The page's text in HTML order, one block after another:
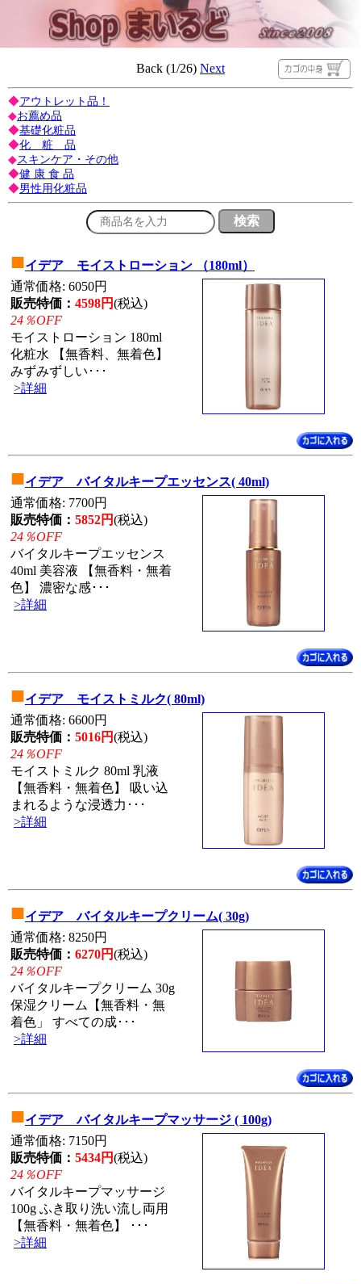
Back (1/26) Next
◆アウトレット品！
◆お薦め品
◆基礎化粧品
◆化 粧 品
◆スキンケア・その他
◆健 康 食 品
◆男性用化粧品
■イデア モイストローション （180ml）
通常価格: 6050円
販売特価： 4598円(税込)
24％OFF
モイストローション 180ml
化粧水 【無香料、無着色】
みずみずしい･･･
>詳細
■イデア バイタルキープエッセンス( 40ml)
通常価格: 7700円
販売特価： 5852円(税込)
24％OFF
バイタルキープエッセンス
40ml 美容液 【無香料・無着
色】 濃密な感･･･
>詳細
■イデア モイストミルク( 80ml)
通常価格: 6600円
販売特価： 5016円(税込)
24％OFF
モイストミルク 80ml 乳液
【無香料・無着色】 吸い込
まれるような浸透力･･･
>詳細
■イデア バイタルキープクリーム( 30g)
通常価格: 8250円
販売特価： 6270円(税込)
24％OFF
バイタルキープクリーム 30g
保湿クリーム【無香料・無
着色」 すべての成･･･
>詳細
■イデア バイタルキープマッサージ ( 100g)
通常価格: 7150円
販売特価： 5434円(税込)
24％OFF
バイタルキープマッサージ
100g ふき取り洗い流し両用
【無香料・無着色】 ･･･
>詳細